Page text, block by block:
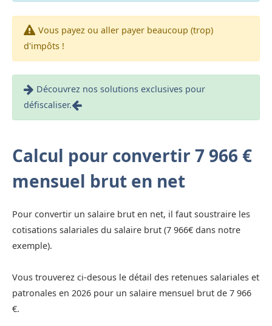
Vous payez ou aller payer beaucoup (trop)
d'impôts !
Découvrez nos solutions exclusives pour
défiscaliser.
Calcul pour convertir 7 966 €
mensuel brut en net
Pour convertir un salaire brut en net, il faut soustraire les
cotisations salariales du salaire brut (7 966€ dans notre
exemple).
Vous trouverez ci-desous le détail des retenues salariales et
patronales en 2026 pour un salaire mensuel brut de 7 966
€.